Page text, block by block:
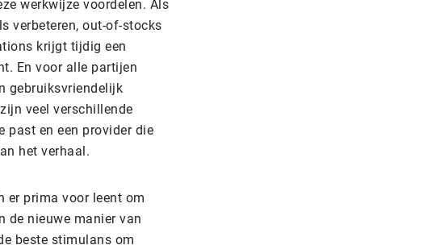
werkwijze voordelen. Als
verbeteren, out-of-stocks
krijgt tijdig een
En voor alle partijen
gebruiksvriendelijk
veel verschillende
past en een provider die
het verhaal.
er prima voor leent om
de nieuwe manier van
beste stimulans om